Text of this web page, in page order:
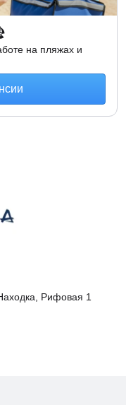
на пляжах и
Рифовая 1